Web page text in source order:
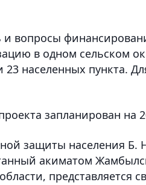
вопросы
в одном сельском
населенных пункта.
запланирован на
защиты населения Б.
акиматом